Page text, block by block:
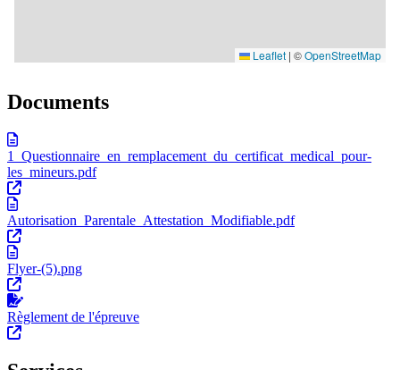
Documents
1_Questionnaire_en_remplacement_du_certificat_medical_pour-
les_mineurs.pdf
Autorisation_Parentale_Attestation_Modifiable.pdf
Flyer-(5).png
Règlement de l'épreuve